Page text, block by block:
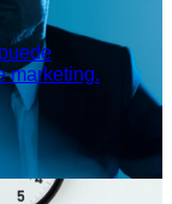
marketing.